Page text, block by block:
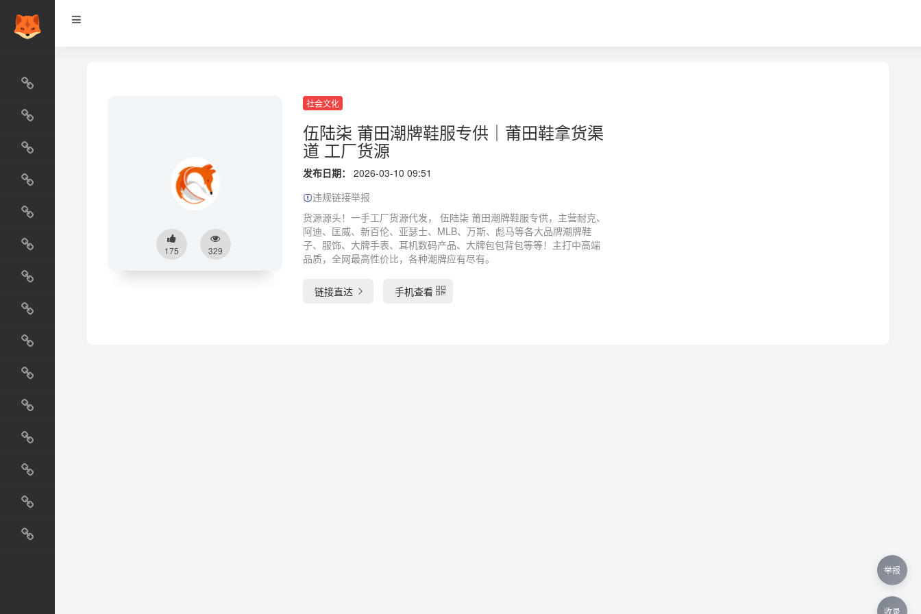
最新收录
网站资源榜
交流排行榜
金融排行榜
阅读排行榜
工具排行榜
设计排行榜
国外网站
生活
直播
动漫
电影
教程
纪录片
175 329
社会文化
伍陆柒 莆田潮牌鞋服专供｜莆田鞋拿货渠
道 工厂货源
发布日期：
2026-03-10 09:51
违规链接举报
货源源头！一手工厂货源代发， 伍陆柒 莆田潮牌鞋服专供，主营耐克、
阿迪、匡威、新百伦、亚瑟士、MLB、万斯、彪马等各大品牌潮牌鞋
子、服饰、大牌手表、耳机数码产品、大牌包包背包等等！主打中高端
品质，全网最高性价比，各种潮牌应有尽有。
链接直达 手机查看
举报
收录